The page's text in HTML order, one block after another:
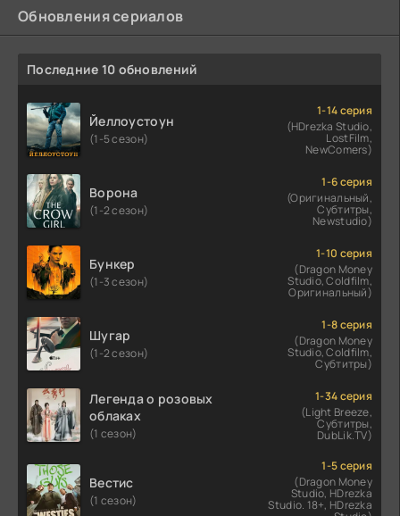
Обновления сериалов
Последние 10 обновлений
Йеллоустоун
(1-5 сезон)
1-14 серия
(HDrezka Studio,
LostFilm,
NewComers)
Ворона
(1-2 сезон)
1-6 серия
(Оригинальный,
Субтитры,
Newstudio)
Бункер
(1-3 сезон)
1-10 серия
(Dragon Money
Studio, Coldfilm,
Оригинальный)
Шугар
(1-2 сезон)
1-8 серия
(Dragon Money
Studio, Coldfilm,
Субтитры)
Легенда о розовых
облаках
(1 сезон)
1-34 серия
(Light Breeze,
Субтитры,
DubLik.TV)
Вестис
(1 сезон)
1-5 серия
(Dragon Money
Studio, HDrezka
Studio. 18+, HDrezka